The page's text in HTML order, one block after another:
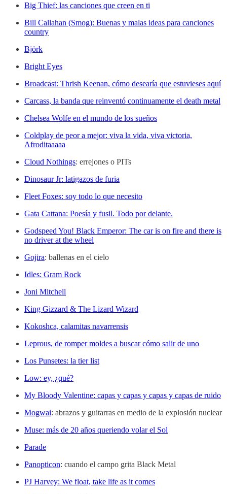
Big Thief: las canciones que creen en ti
Bill Callahan (Smog): Buenas y malas ideas para canciones
country
Björk
Bright Eyes
Broadcast: Thrish Keenan, cómo desearía que estuvieses aquí
Carcass, la banda que reinventó continuamente el death metal
Chelsea Wolfe en el mundo de los sueños
Coldplay de peor a mejor: viva la vida, viva victoria,
Afroditaaaaa
Cloud Nothings: errejones o PITs
Dinosaur Jr: latigazos de furia
Fleet Foxes: soy todo lo que necesito
Gata Cattana: Poesía y fusil. Todo por delante.
Godspeed You! Black Emperor: The car is on fire and there is
no driver at the wheel
Gojira: ballenas en el cielo
Idles: Gram Rock
Joni Mitchell
King Gizzard & The Lizard Wizard
Kokoshca, calamitas navarrensis
Leprous, de romper moldes a buscar cómo salir de uno
Los Punsetes: la tier list
Low: ey, ¿qué?
My Bloody Valentine: capas y capas y capas y capas de ruido
Mogwai: abrazos y guitarras en medio de la explosión nuclear
Muse: más de 20 años queriendo volar el Sol
Parade
Panopticon: cuando el campo grita Black Metal
PJ Harvey: We float, take life as it comes